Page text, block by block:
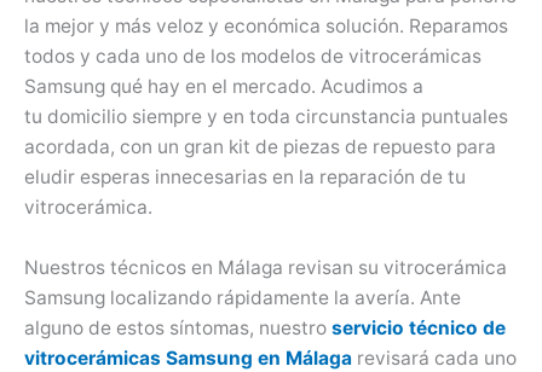
la mejor y más veloz y económica solución. Reparamos
todos y cada uno de los modelos de vitrocerámicas
Samsung qué hay en el mercado. Acudimos a
tu domicilio siempre y en toda circunstancia puntuales
acordada, con un gran kit de piezas de repuesto para
eludir esperas innecesarias en la reparación de tu
vitrocerámica.
Nuestros técnicos en Málaga revisan su vitrocerámica
Samsung localizando rápidamente la avería. Ante
alguno de estos síntomas, nuestro servicio técnico de
vitrocerámicas Samsung en Málaga revisará cada uno